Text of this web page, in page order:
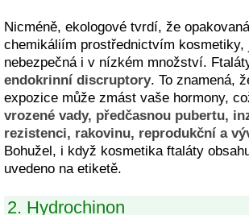
Nicméně, ekologové tvrdí, že
chemikáliím prostřednictvím kosmetiky,
nebezpečná i v nízkém množství.
endokrinní discruptory. To znamená,
expozice může zmást vaše hormony,
vrozené vady, předčasnou pubertu,
rezistenci, rakovinu, reprodukční a
Bohužel, i když kosmetika ftaláty
uvedeno na etiketě.
2. Hydrochinon